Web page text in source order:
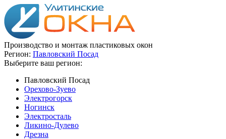
Производство и монтаж пластиковых окон
Регион: Павловский Посад
Выберите ваш регион:
Павловский Посад
Орехово-Зуево
Электрогорск
Ногинск
Электросталь
Ликино-Дулево
Дрезна